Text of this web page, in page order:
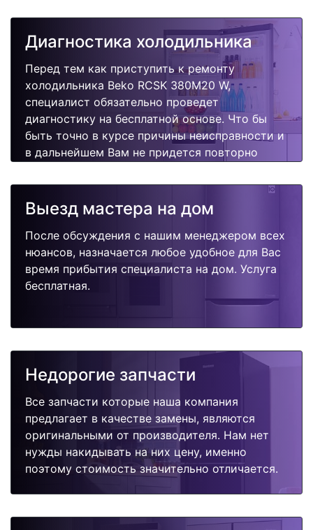
быстро, качественно и недорого.
Диагностика холодильника
Перед тем как приступить к ремонту
холодильника Beko RCSK 380M20 W,
специалист обязательно проведет
диагностику на бесплатной основе. Что бы
быть точно в курсе причины неисправности и
в дальнейшем Вам не придется повторно
поломок.
Выезд мастера на дом
После обсуждения с нашим менеджером всех
нюансов, назначается любое удобное для Вас
время прибытия специалиста на дом. Услуга
бесплатная.
Недорогие запчасти
Все запчасти которые наша компания
предлагает в качестве замены, являются
оригинальными от производителя. Нам нет
нужды накидывать на них цену, именно
поэтому стоимость значительно отличается.